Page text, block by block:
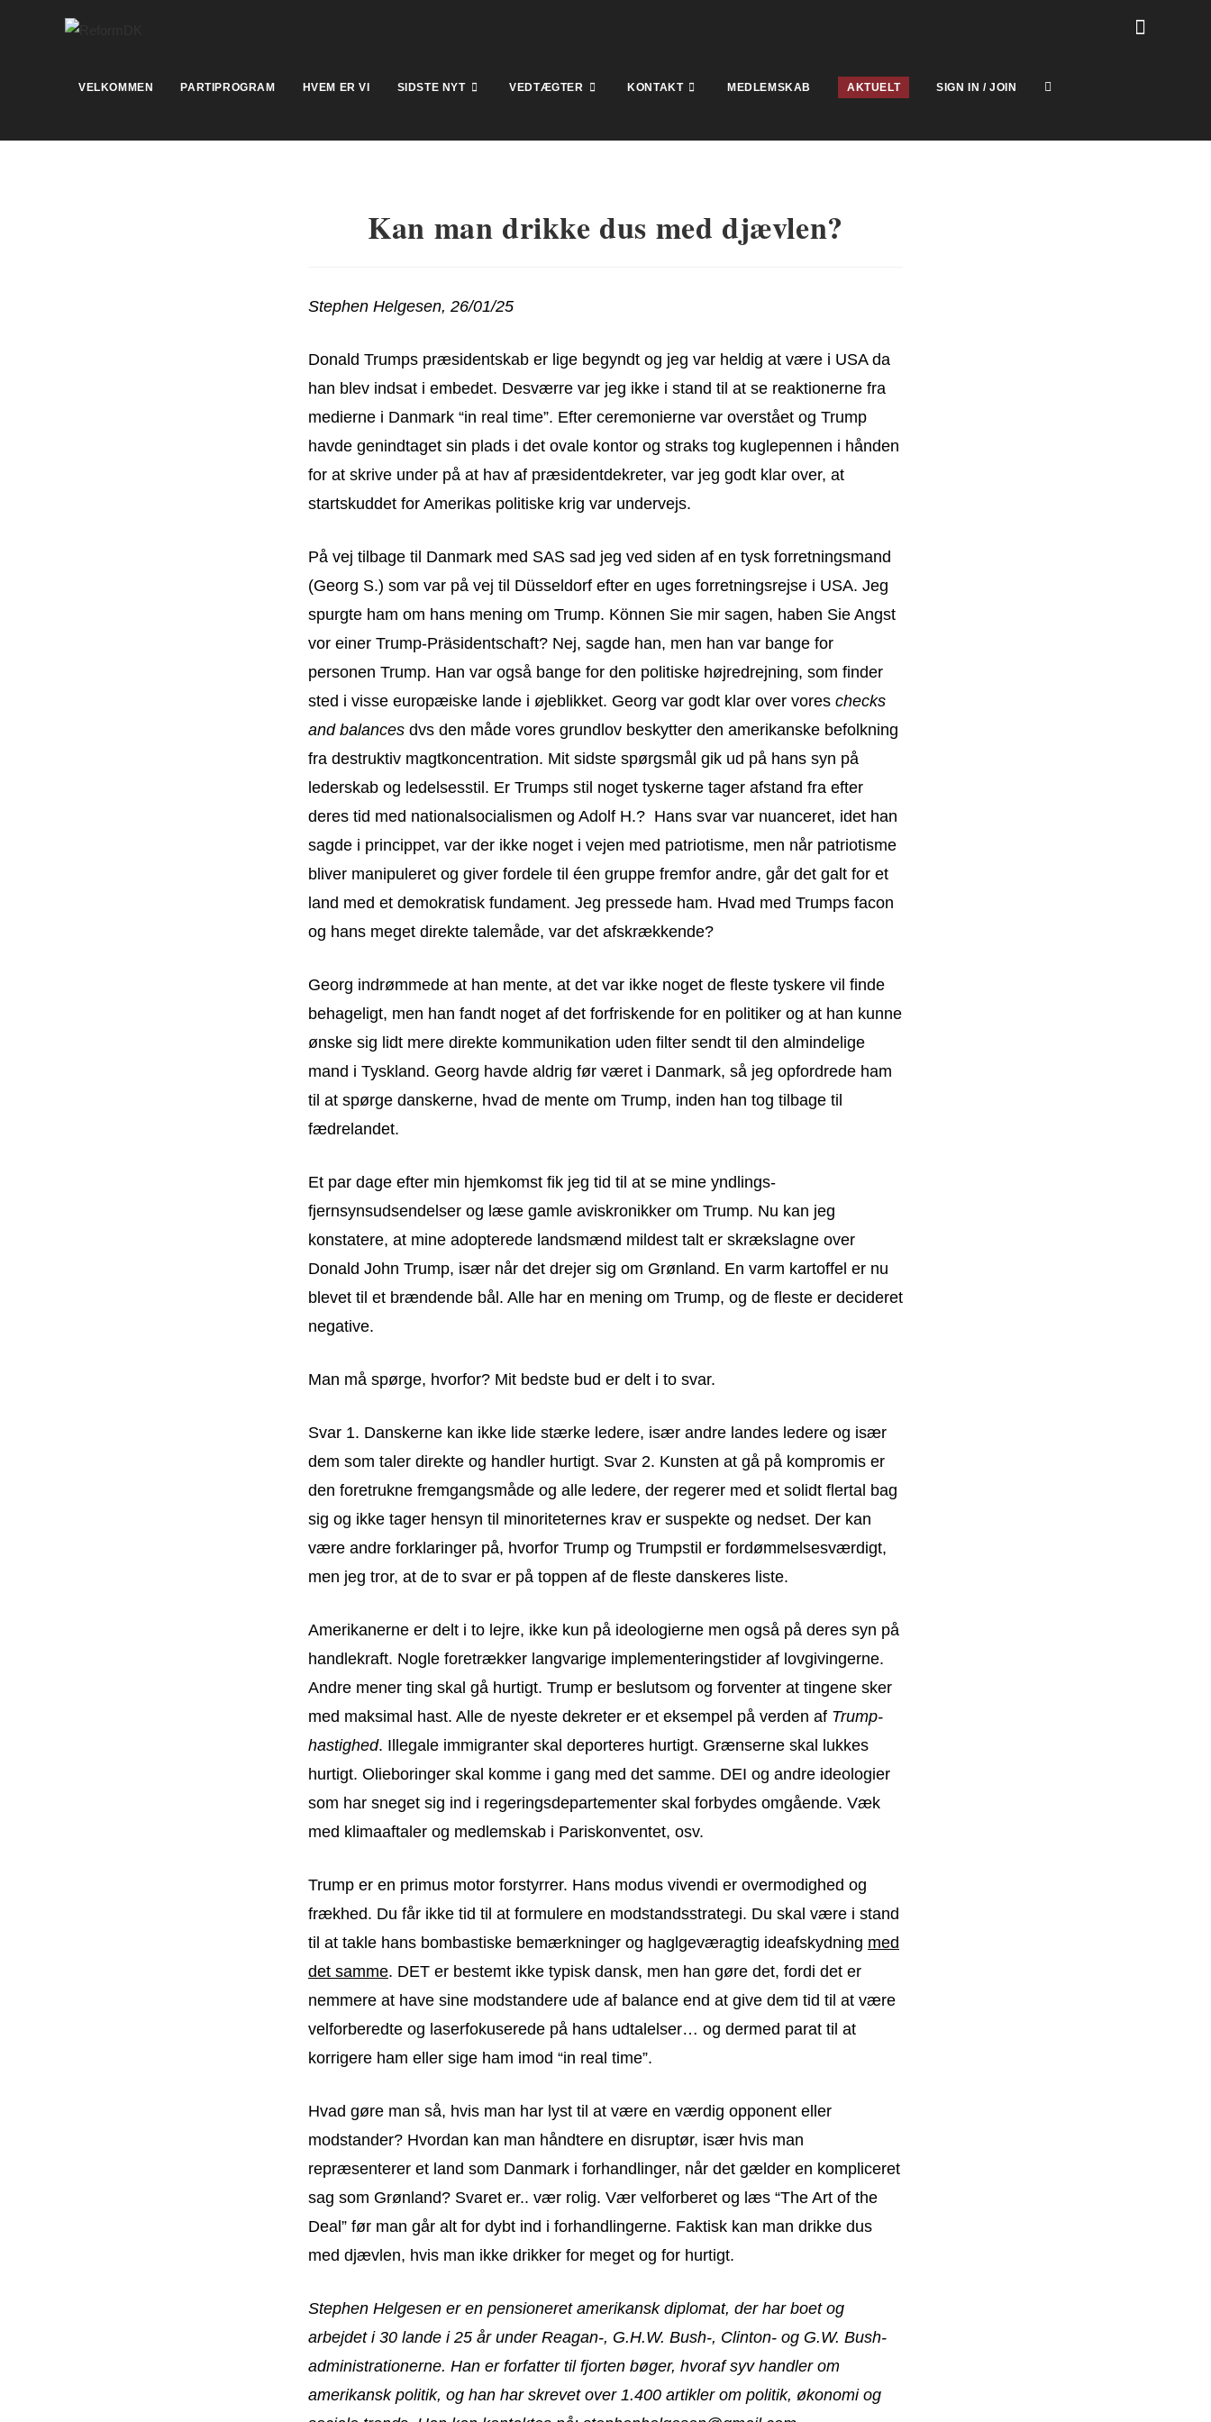
VELKOMMEN PARTIPROGRAM HVEM ER VI SIDSTE NYT VEDTÆGTER KONTAKT MEDLEMSKAB AKTUELT SIGN IN / JOIN
Kan man drikke dus med djævlen?
Stephen Helgesen, 26/01/25
Donald Trumps præsidentskab er lige begyndt og jeg var heldig at være i USA da
han blev indsat i embedet. Desværre var jeg ikke i stand til at se reaktionerne fra
medierne i Danmark “in real time”. Efter ceremonierne var overstået og Trump
havde genindtaget sin plads i det ovale kontor og straks tog kuglepennen i hånden
for at skrive under på at hav af præsidentdekreter, var jeg godt klar over, at
startskuddet for Amerikas politiske krig var undervejs.
På vej tilbage til Danmark med SAS sad jeg ved siden af en tysk forretningsmand
(Georg S.) som var på vej til Düsseldorf efter en uges forretningsrejse i USA. Jeg
spurgte ham om hans mening om Trump. Können Sie mir sagen, haben Sie Angst
vor einer Trump-Präsidentschaft? Nej, sagde han, men han var bange for
personen Trump. Han var også bange for den politiske højredrejning, som finder
sted i visse europæiske lande i øjeblikket. Georg var godt klar over vores checks
and balances dvs den måde vores grundlov beskytter den amerikanske befolkning
fra destruktiv magtkoncentration. Mit sidste spørgsmål gik ud på hans syn på
lederskab og ledelsesstil. Er Trumps stil noget tyskerne tager afstand fra efter
deres tid med nationalsocialismen og Adolf H.? Hans svar var nuanceret, idet han
sagde i princippet, var der ikke noget i vejen med patriotisme, men når patriotisme
bliver manipuleret og giver fordele til éen gruppe fremfor andre, går det galt for et
land med et demokratisk fundament. Jeg pressede ham. Hvad med Trumps facon
og hans meget direkte talemåde, var det afskrækkende?
Georg indrømmede at han mente, at det var ikke noget de fleste tyskere vil finde
behageligt, men han fandt noget af det forfriskende for en politiker og at han kunne
ønske sig lidt mere direkte kommunikation uden filter sendt til den almindelige
mand i Tyskland. Georg havde aldrig før været i Danmark, så jeg opfordrede ham
til at spørge danskerne, hvad de mente om Trump, inden han tog tilbage til
fædrelandet.
Et par dage efter min hjemkomst fik jeg tid til at se mine yndlings-
fjernsynsudsendelser og læse gamle aviskronikker om Trump. Nu kan jeg
konstatere, at mine adopterede landsmænd mildest talt er skrækslagne over
Donald John Trump, især når det drejer sig om Grønland. En varm kartoffel er nu
blevet til et brændende bål. Alle har en mening om Trump, og de fleste er decideret
negative.
Man må spørge, hvorfor? Mit bedste bud er delt i to svar.
Svar 1. Danskerne kan ikke lide stærke ledere, især andre landes ledere og især
dem som taler direkte og handler hurtigt. Svar 2. Kunsten at gå på kompromis er
den foretrukne fremgangsmåde og alle ledere, der regerer med et solidt flertal bag
sig og ikke tager hensyn til minoriteternes krav er suspekte og nedset. Der kan
være andre forklaringer på, hvorfor Trump og Trumpstil er fordømmelsesværdigt,
men jeg tror, at de to svar er på toppen af de fleste danskeres liste.
Amerikanerne er delt i to lejre, ikke kun på ideologierne men også på deres syn på
handlekraft. Nogle foretrækker langvarige implementeringstider af lovgivingerne.
Andre mener ting skal gå hurtigt. Trump er beslutsom og forventer at tingene sker
med maksimal hast. Alle de nyeste dekreter er et eksempel på verden af Trump-
hastighed. Illegale immigranter skal deporteres hurtigt. Grænserne skal lukkes
hurtigt. Olieboringer skal komme i gang med det samme. DEI og andre ideologier
som har sneget sig ind i regeringsdepartementer skal forbydes omgående. Væk
med klimaaftaler og medlemskab i Pariskonventet, osv.
Trump er en primus motor forstyrrer. Hans modus vivendi er overmodighed og
frækhed. Du får ikke tid til at formulere en modstandsstrategi. Du skal være i stand
til at takle hans bombastiske bemærkninger og haglgeværagtig ideafskydning med
det samme. DET er bestemt ikke typisk dansk, men han gøre det, fordi det er
nemmere at have sine modstandere ude af balance end at give dem tid til at være
velforberedte og laserfokuserede på hans udtalelser… og dermed parat til at
korrigere ham eller sige ham imod “in real time”.
Hvad gøre man så, hvis man har lyst til at være en værdig opponent eller
modstander? Hvordan kan man håndtere en disruptør, især hvis man
repræsenterer et land som Danmark i forhandlinger, når det gælder en kompliceret
sag som Grønland? Svaret er.. vær rolig. Vær velforberet og læs “The Art of the
Deal” før man går alt for dybt ind i forhandlingerne. Faktisk kan man drikke dus
med djævlen, hvis man ikke drikker for meget og for hurtigt.
Stephen Helgesen er en pensioneret amerikansk diplomat, der har boet og
arbejdet i 30 lande i 25 år under Reagan-, G.H.W. Bush-, Clinton- og G.W. Bush-
administrationerne. Han er forfatter til fjorten bøger, hvoraf syv handler om
amerikansk politik, og han har skrevet over 1.400 artikler om politik, økonomi og